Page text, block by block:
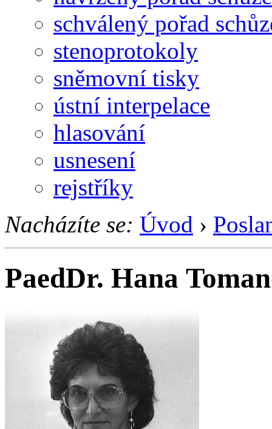
schválený pořad
stenoprotokoly
sněmovní tisky
ústní interpelace
hlasování
usnesení
rejstříky
Nacházíte se: Úvod ›
PaedDr. Hana